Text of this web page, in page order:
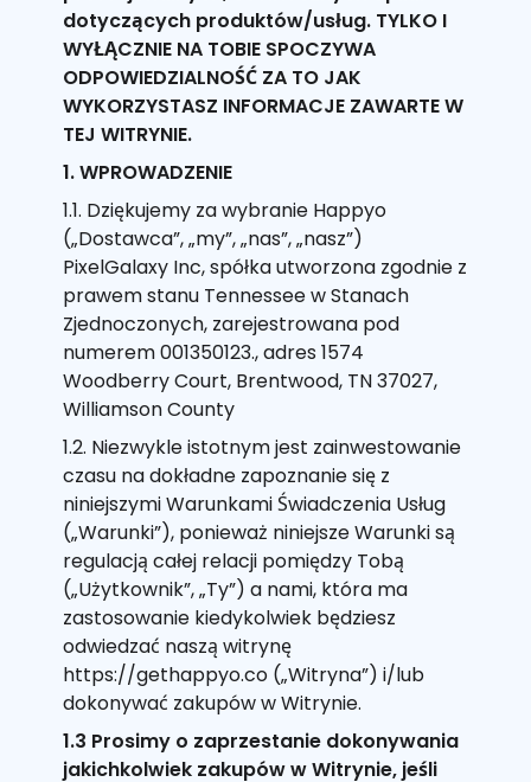
dotyczących produktów/usług. TYLKO I
WYŁĄCZNIE NA TOBIE SPOCZYWA
ODPOWIEDZIALNOŚĆ ZA TO JAK
WYKORZYSTASZ INFORMACJE ZAWARTE W
TEJ WITRYNIE.
1. WPROWADZENIE
1.1. Dziękujemy za wybranie Happyo
(„Dostawca”, „my”, „nas”, „nasz”)
PixelGalaxy Inc, spółka utworzona zgodnie z
prawem stanu Tennessee w Stanach
Zjednoczonych, zarejestrowana pod
numerem 001350123., adres 1574
Woodberry Court, Brentwood, TN 37027,
Williamson County
1.2. Niezwykle istotnym jest zainwestowanie
czasu na dokładne zapoznanie się z
niniejszymi Warunkami Świadczenia Usług
(„Warunki”), ponieważ niniejsze Warunki są
regulacją całej relacji pomiędzy Tobą
(„Użytkownik”, „Ty”) a nami, która ma
zastosowanie kiedykolwiek będziesz
odwiedzać naszą witrynę
https://gethappyo.co („Witryna”) i/lub
dokonywać zakupów w Witrynie.
1.3 Prosimy o zaprzestanie dokonywania
jakichkolwiek zakupów w Witrynie, jeśli